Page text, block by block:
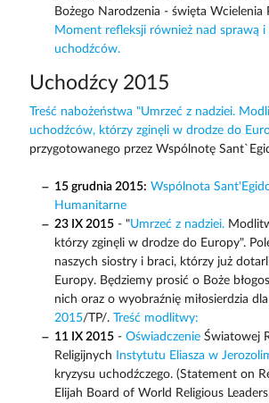
Bożego Narodzenia - święta Wcielenia
Moment refleksji również nad sprawą i
uchodźców.
Uchodźcy 2015
Treść nabożeństwa "Umrzeć z nadziei.
uchodźców, którzy zginęli w drodze do
przygotowanego przez Wspólnotę
15 grudnia 2015: Wspólnota
Humanitarne
23 IX 2015- "Umrzeć z nadziei.
którzy zginęli w drodze do Europy".
naszych siostry i braci, którzy już
Europy. Będziemy prosić o Boże
nich oraz o wyobraźnię miłosierdzia
2015/TP/. Treść modlitwy:
11 IX 2015- OświadczenieŚwiatowej
Religijnych
Instytutu Eliasza w
kryzysu uchodźczego. (Statement on
Elijah Board of World Religious